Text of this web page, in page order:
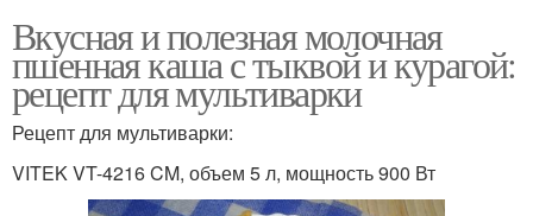
Вкусная и полезная молочная
пшенная каша с тыквой и курагой:
рецепт для мультиварки
Рецепт для мультиварки:
VITEK VT-4216 CM, объем 5 л, мощность 900 Вт